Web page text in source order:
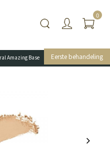
Eerste behandeling
0
Amazing Base